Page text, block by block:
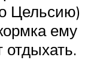
Цельсию)
ему
отдыхать.